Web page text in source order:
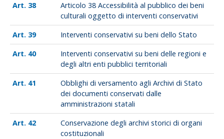
38
Articolo 38 Accessibilità al pubblico dei beni
culturali oggetto di interventi conservativi
39
Interventi conservativi su beni dello Stato
40
Interventi conservativi su beni delle regioni e
degli altri enti pubblici territoriali
41
Obblighi di versamento agli Archivi di Stato
dei documenti conservati dalle
amministrazioni statali
42
Conservazione degli archivi storici di organi
costituzionali